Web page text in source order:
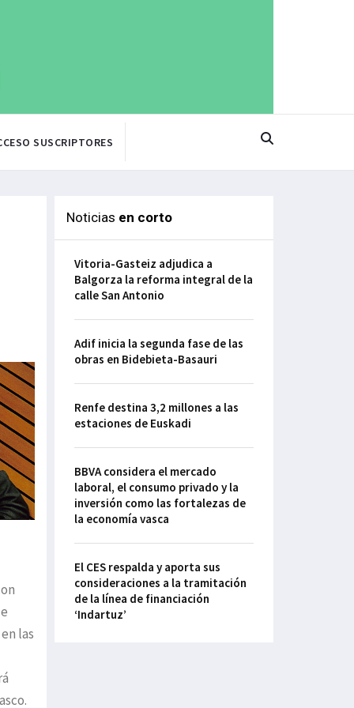
SUSCRIPTORES
las
Noticias en corto
Vitoria-Gasteiz adjudica a
Balgorza la reforma integral de la
calle San Antonio
Adif inicia la segunda fase de las
obras en Bidebieta-Basauri
Renfe destina 3,2 millones a las
estaciones de Euskadi
BBVA considera el mercado
laboral, el consumo privado y la
inversión como las fortalezas de
la economía vasca
El CES respalda y aporta sus
consideraciones a la tramitación
de la línea de financiación
‘Indartuz’